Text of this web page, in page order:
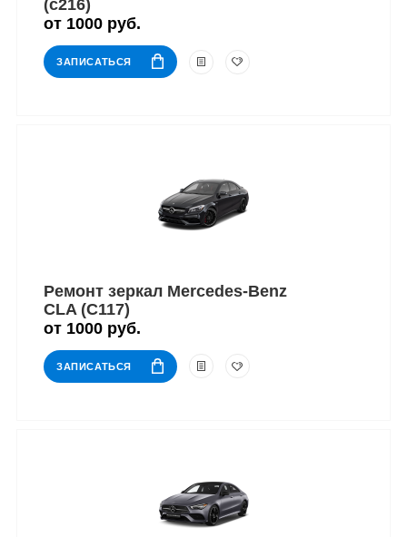
(c216)
от 1000 руб.
ЗАПИСАТЬСЯ
Ремонт зеркал Mercedes-Benz
CLA (C117)
от 1000 руб.
ЗАПИСАТЬСЯ